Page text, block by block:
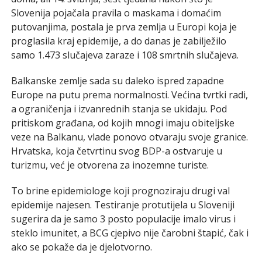
Slovenija pojačala pravila o maskama i domaćim
putovanjima, postala je prva zemlja u Europi koja je
proglasila kraj epidemije, a do danas je zabilježilo
samo 1.473 slučajeva zaraze i 108 smrtnih slučajeva.
Balkanske zemlje sada su daleko ispred zapadne
Europe na putu prema normalnosti. Većina tvrtki radi,
a ograničenja i izvanrednih stanja se ukidaju. Pod
pritiskom građana, od kojih mnogi imaju obiteljske
veze na Balkanu, vlade ponovo otvaraju svoje granice.
Hrvatska, koja četvrtinu svog BDP-a ostvaruje u
turizmu, već je otvorena za inozemne turiste.
To brine epidemiologe koji prognoziraju drugi val
epidemije najesen. Testiranje protutijela u Sloveniji
sugerira da je samo 3 posto populacije imalo virus i
steklo imunitet, a BCG cjepivo nije čarobni štapić, čak i
ako se pokaže da je djelotvorno.